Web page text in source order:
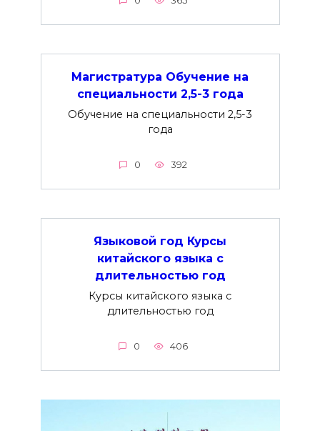
Магистратура Обучение на
специальности 2,5-3 года
Обучение на специальности 2,5-3
года
0 392
Языковой год Курсы
китайского языка с
длительностью год
Курсы китайского языка с
длительностью год
0 406